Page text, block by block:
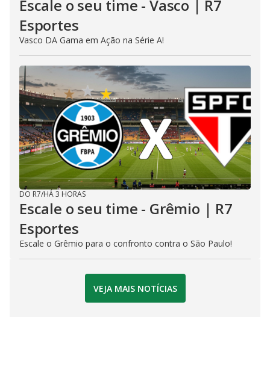
Escale o seu time - Vasco | R7
Esportes
Vasco DA Gama em Ação na Série A!
DO R7/HÁ 3 HORAS
Escale o seu time - Grêmio | R7
Esportes
Escale o Grêmio para o confronto contra o São Paulo!
VEJA MAIS NOTÍCIAS